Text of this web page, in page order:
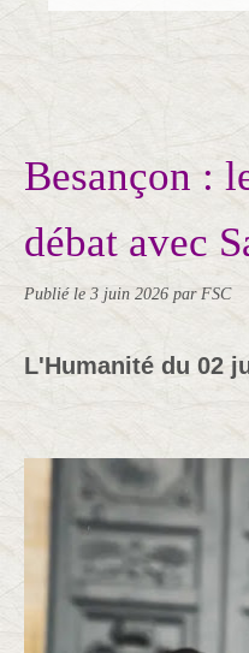
Besançon :
débat avec
Publié le 3 juin 2026 par FSC
L'Humanité du 02